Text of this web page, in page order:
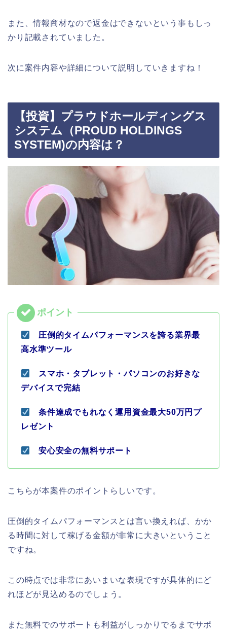
また、情報商材なので返金はできないという事もしっ
かり記載されていました。
次に案件内容や詳細について説明していきますね！
【投資】プラウドホールディングス
システム（PROUD HOLDINGS
SYSTEM)の内容は？
圧倒的タイムパフォーマンスを誇る業界最
高水準ツール
スマホ・タブレット・パソコンのお好きな
デバイスで完結
条件達成でもれなく運用資金最大50万円プ
レゼント
安心安全の無料サポート
こちらが本案件のポイントらしいです。
圧倒的タイムパフォーマンスとは言い換えれば、かか
る時間に対して稼げる金額が非常に大きいということ
ですね。
この時点では非常にあいまいな表現ですが具体的にど
れほどが見込めるのでしょう。
また無料でのサポートも利益がしっかりでるまでサポ